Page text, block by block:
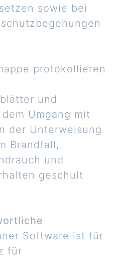
sowie bei
protokollieren
und
Umgang mit
der Unterweisung
Brandfall,
und
geschult
Software ist für
für